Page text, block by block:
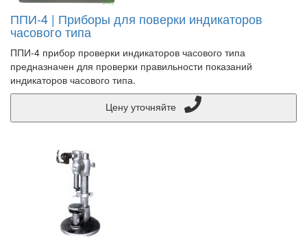
ППИ-4 | Приборы для поверки индикаторов
часового типа
ППИ-4 прибор проверки индикаторов часового типа
предназначен для проверки правильности показаний
индикаторов часового типа.